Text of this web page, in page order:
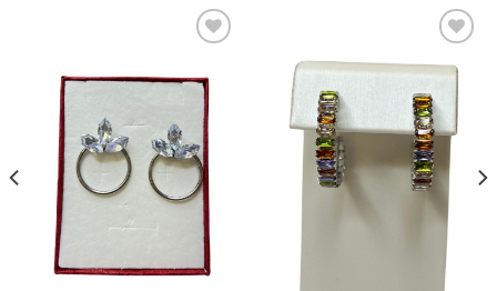
a la
lista de
deseos
a la
lista de
deseos